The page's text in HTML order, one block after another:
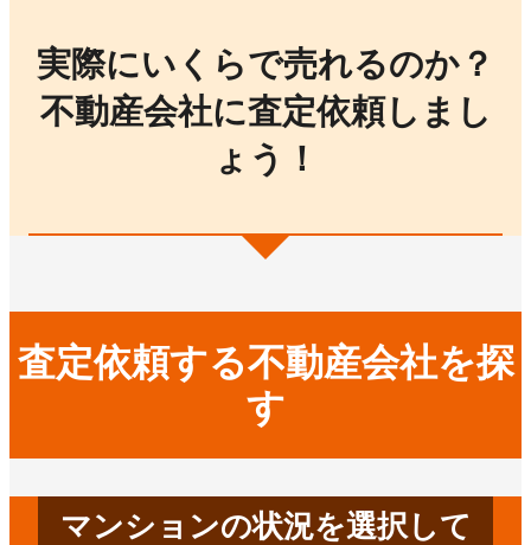
実際にいくらで売れるのか？
不動産会社に査定依頼しまし
ょう！
査定依頼する不動産会社を探
す
マンションの状況を選択して